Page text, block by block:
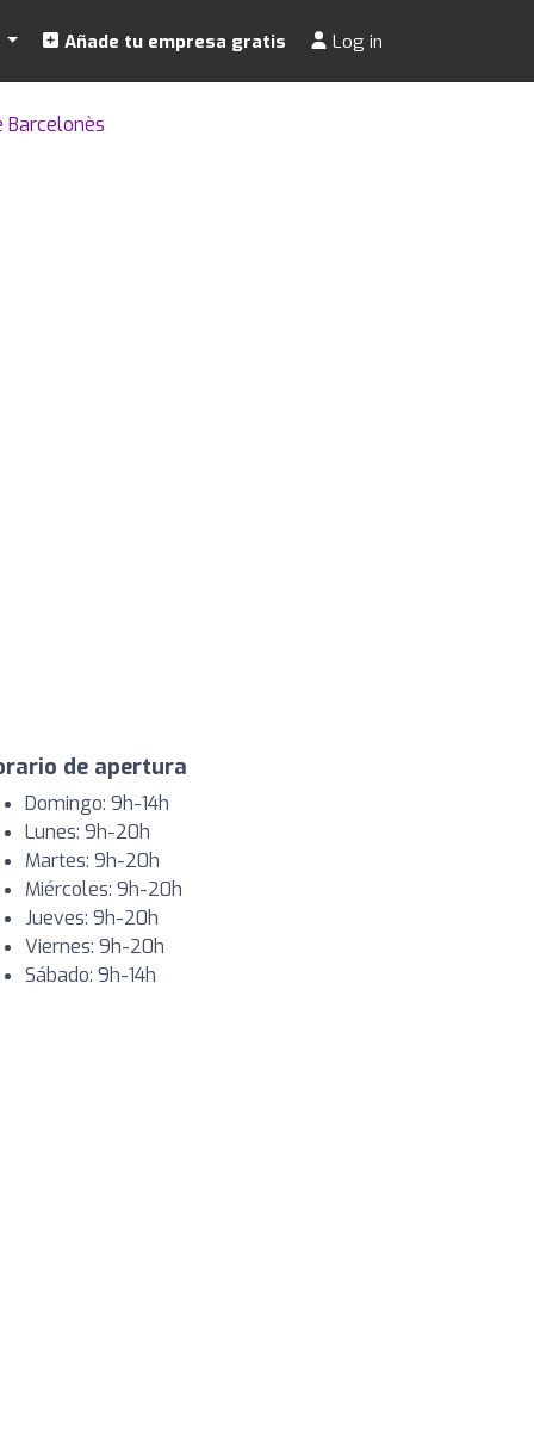
Añade tu empresa gratis Log in
Barcelonès
de apertura
Domingo: 9h-14h
Lunes: 9h-20h
Martes: 9h-20h
Miércoles: 9h-20h
Jueves: 9h-20h
Viernes: 9h-20h
Sábado: 9h-14h